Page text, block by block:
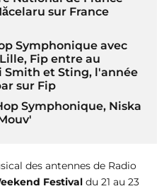
sur France
Symphonique avec
Fip entre au
Smith et Sting, l'année
sur Fip
Symphonique, Niska
des antennes de Radio
Festival du 21 au 23